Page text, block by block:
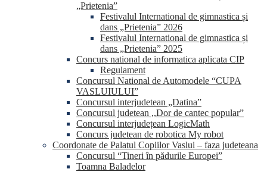
„Prietenia”
Festivalul International de gimnastica și
dans „Prietenia” 2026
Festivalul International de gimnastica și
dans „Prietenia” 2025
Concurs national de informatica aplicata CIP
Regulament
Concursul National de Automodele “CUPA
VASLUIULUI”
Concursul interjudetean „Datina”
Concursul judetean ,,Dor de cantec popular”
Concursul interjudețean LogicMath
Concurs judetean de robotica My robot
Coordonate de Palatul Copiilor Vaslui – faza judeteana
Concursul “Tineri în pădurile Europei”
Toamna Baladelor